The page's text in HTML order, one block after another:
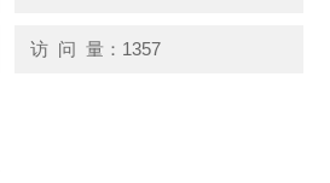
访 问 量：1357